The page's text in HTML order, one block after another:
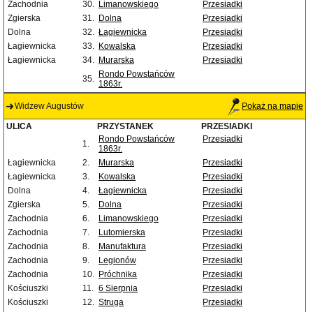
Zachodnia
30. Limanowskiego
Przesiadki
Zgierska
31. Dolna
Przesiadki
Dolna
32. Łagiewnicka
Przesiadki
Łagiewnicka
33. Kowalska
Przesiadki
Łagiewnicka
34. Murarska
Przesiadki
35. Rondo Powstańców
1863r.
Widzew Augustów Pokaż na mapie
ULICA PRZYSTANEK
PRZESIADKI
1.
Rondo Powstańców
1863r.
Przesiadki
Łagiewnicka 2. Murarska
Przesiadki
Łagiewnicka
3. Kowalska
Przesiadki
Dolna
4. Łagiewnicka
Przesiadki
Zgierska
5. Dolna
Przesiadki
Zachodnia
6. Limanowskiego
Przesiadki
Zachodnia
7. Lutomierska
Przesiadki
Zachodnia
8. Manufaktura
Przesiadki
Zachodnia
9. Legionów
Przesiadki
Zachodnia
10. Próchnika
Przesiadki
Kościuszki
11. 6 Sierpnia
Przesiadki
Kościuszki
12. Struga
Przesiadki